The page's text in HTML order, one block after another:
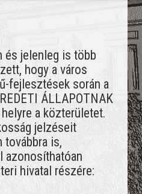
és jelenleg is több
hogy a város
fejlesztések során a
ÁLLAPOTNAK
a közterületet.
jelzéseit
továbbra is,
azonosíthatóan
hivatal részére: